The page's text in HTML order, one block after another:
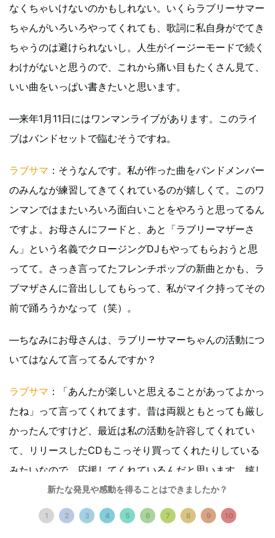
なくちゃいけないのかもしれない。いくらラブリーサマー
ちゃんがいろいろやってくれても、歌詞に私自身がでてき
ちゃうのは避けられないし。人生がイージーモードで続く
わけがないと思うので、これから痛い目もたくさん見て、
いい曲をいっぱい書きたいと思います。
―来年1月11日にはワンマンライブがあります。このライ
ブはバンドセットで臨むそうですね。
ラブサマ ：そうなんです。私が作った曲をバンドメンバー
のみんなが練習してきてくれているのが嬉しくて。このワ
ンマンではまたいろいろ面白いことをやろうと思ってるん
ですよ。お母さんにフードと、あと「ラブリーマザーさ
ん」という名義でクロージングDJもやってもらおうと思
ってて。さっき言ってたフレンチポップの新曲とかも、ラ
ブマザさんに音出ししてもらって、私がマイク持ってその
前で踊ろうかなって（笑）。
―ちなみにお母さんは、ラブリーサマーちゃんの活動につ
いてはなんて言ってるんですか？
ラブサマ ：「あんたが楽しいと思えることがあってよかっ
たね」って言ってくれてます。昔は両親ともとっても厳し
かったんですけど、最近は私の活動を許容してくれてい
て、リリースしたCDもこっそり買ってくれたりしている
みたいなので、応援してくれているんだと思います。嬉し
いですね。新たな発見や感動を得ることはできましたか？
1 2 3 4 5 6 7 8 9 10